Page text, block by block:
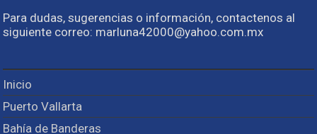
Para dudas, sugerencias o información, contactenos al
siguiente correo: marluna42000@yahoo.com.mx
Inicio
Puerto Vallarta
Bahía de Banderas